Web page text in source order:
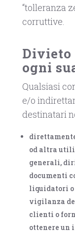
“tolleranza
corruttive.
Divieto
ogni
Qualsiasi
e/o
destinatari
od altra
generali,
documenti
liquidatori o
vigilanza
clienti o
ottenere un